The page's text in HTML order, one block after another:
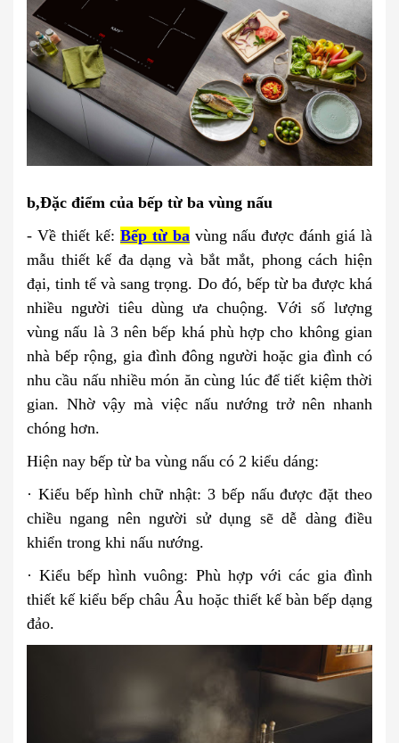
b,Đặc điểm của bếp từ ba vùng nấu
- Về thiết kế: Bếp từ ba vùng nấu được đánh giá là
mẫu thiết kế đa dạng và bắt mắt, phong cách hiện
đại, tinh tế và sang trọng. Do đó, bếp từ ba được khá
nhiều người tiêu dùng ưa chuộng. Với số lượng
vùng nấu là 3 nên bếp khá phù hợp cho không gian
nhà bếp rộng, gia đình đông người hoặc gia đình có
nhu cầu nấu nhiều món ăn cùng lúc để tiết kiệm thời
gian. Nhờ vậy mà việc nấu nướng trở nên nhanh
chóng hơn.
Hiện nay bếp từ ba vùng nấu có 2 kiểu dáng:
· Kiểu bếp hình chữ nhật: 3 bếp nấu được đặt theo
chiều ngang nên người sử dụng sẽ dễ dàng điều
khiển trong khi nấu nướng.
· Kiểu bếp hình vuông: Phù hợp với các gia đình
thiết kế kiểu bếp châu Âu hoặc thiết kế bàn bếp dạng
đảo.